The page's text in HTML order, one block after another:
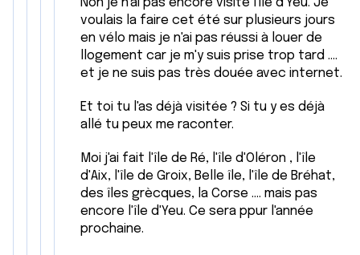
Non je n'ai pas encore visité l'Île d'Yeu. Je
voulais la faire cet été sur plusieurs jours
en vélo mais je n'ai pas réussi à louer de
llogement car je m'y suis prise trop tard ....
et je ne suis pas très douée avec internet.
Et toi tu l'as déjà visitée ? Si tu y es déjà
allé tu peux me raconter.
Moi j'ai fait l'île de Ré, l'île d'Oléron , l'île
d'Aix, l'île de Groix, Belle île, l'île de Bréhat,
des îles grècques, la Corse .... mais pas
encore l'île d'Yeu. Ce sera ppur l'année
prochaine.